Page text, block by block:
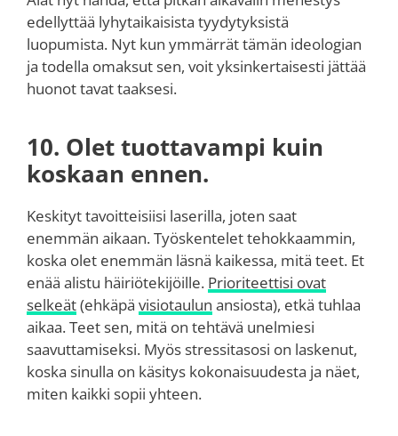
edellyttää lyhytaikaisista tyydytyksistä
luopumista. Nyt kun ymmärrät tämän ideologian
ja todella omaksut sen, voit yksinkertaisesti jättää
huonot tavat taaksesi.
10. Olet tuottavampi kuin
koskaan ennen.
Keskityt tavoitteisiisi laserilla, joten saat
enemmän aikaan. Työskentelet tehokkaammin,
koska olet enemmän läsnä kaikessa, mitä teet. Et
enää alistu häiriötekijöille. Prioriteettisi ovat
selkeät(ehkäpä visiotaulun ansiosta), etkä tuhlaa
aikaa. Teet sen, mitä on tehtävä unelmiesi
saavuttamiseksi. Myös stressitasosi on laskenut,
koska sinulla on käsitys kokonaisuudesta ja näet,
miten kaikki sopii yhteen.